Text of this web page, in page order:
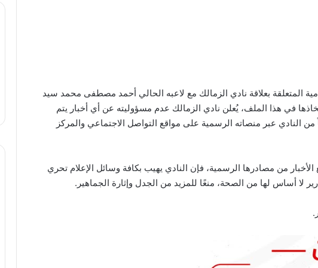
المتعلقة بعلاقة نادي الزمالك مع لاعبه الحالي أحمد مصطفى محمد سيد
في هذا الملف، يُعلن نادي الزمالك عدم مسؤوليته عن أي أخبار يتم
النادي عبر منصاته الرسمية على مواقع التواصل الاجتماعي والمركز
من مصادرها الرسمية، فإن النادي يهيب بكافة وسائل الإعلام تحري
لا أساس لها من الصحة، منعًا للمزيد من الجدل وإثارة الجماهير.